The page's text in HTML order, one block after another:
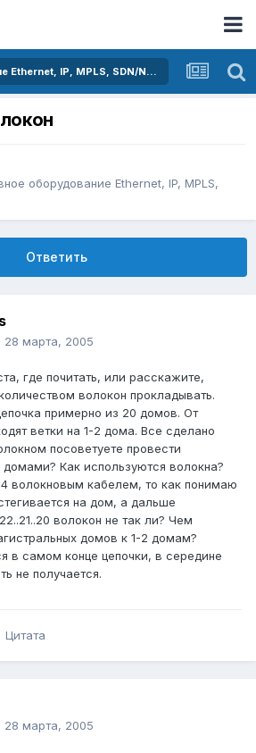
Активное оборудование Ethernet, IP, MPLS, SDN/NFV...
оборудование Ethernet, IP, MPLS,
Ответить
28 марта, 2005
где почитать, или расскажите,
волокон прокладывать.
примерно из 20 домов. От
ветки на 1-2 дома. Все сделано
посоветуете провести
Как используются волокна?
волокновым кабелем, то как понимаю
на дом, а дальше
волокон не так ли? Чем
домов к 1-2 домам?
в самом конце цепочки, в середине
не получается.
Цитата
28 марта, 2005